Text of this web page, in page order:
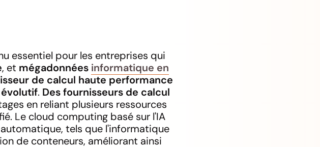
essentiel pour les entreprises qui
, et mégadonnées informatique en
de calcul haute performance
. Des fournisseurs de calcul
en reliant plusieurs ressources
Le cloud computing basé sur l'IA
tels que l'informatique
de conteneurs, améliorant ainsi